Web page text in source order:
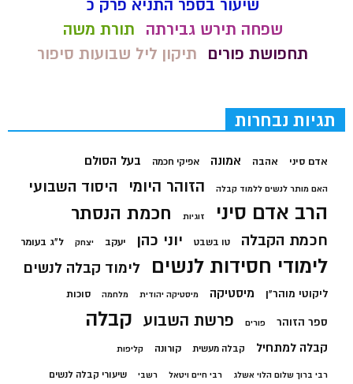
שיעור בספר התניא פרק כ
שפחה תירש גבירתה
תורת משה
תחפושת פורים
תיקון ליל שבועות סיפור
תגיות נבחרות
אדם סיני אהבה אמונה אפיקי חכמה בעל הסולם
האם מותר לנשים ללמוד קבלה הזוהר היומי היסוד השבועי
הרב אדם סיני זוגיות חכמת הנסתר
חכמת הקבלה טו בשבט יוני כהן יעקב יצחק ל"ג בעומר
לימודי חסידות לנשים לימוד קבלה לנשים
ליקוטי מוהר"ן מיסטיקה מיסטיקה יהודית מלחמה סוכות
ספר הזוהר פורים פרשת השבוע קבלה
קבלה למתחיל קבלה מעשית קורונה קליפות
רבי ברוך שלום הלוי אשלג רבי חיים ויטאל רשבי שיעורי קבלה לנשים